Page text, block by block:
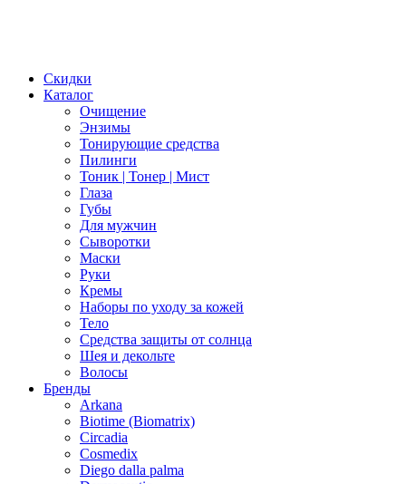
Скидки
Каталог
Очищение
Энзимы
Тонирующие средства
Пилинги
Тоник | Тонер | Мист
Глаза
Губы
Для мужчин
Сыворотки
Маски
Руки
Кремы
Наборы по уходу за кожей
Тело
Средства защиты от солнца
Шея и декольте
Волосы
Бренды
Arkana
Biotime (Biomatrix)
Circadia
Cosmedix
Diego dalla palma